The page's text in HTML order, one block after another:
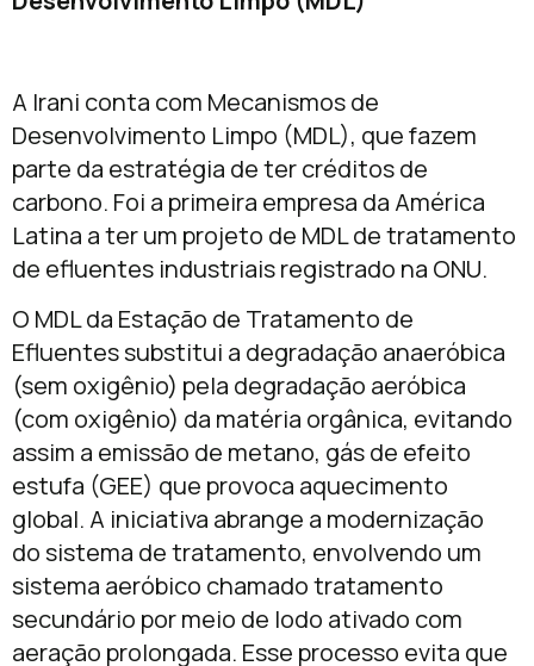
A Irani conta com Mecanismos de
Desenvolvimento Limpo (MDL), que fazem
parte da estratégia de ter créditos de
carbono. Foi a primeira empresa da América
Latina a ter um projeto de MDL de tratamento
de efluentes industriais registrado na ONU.
O MDL da Estação de Tratamento de
Efluentes substitui a degradação anaeróbica
(sem oxigênio) pela degradação aeróbica
(com oxigênio) da matéria orgânica, evitando
assim a emissão de metano, gás de efeito
estufa (GEE) que provoca aquecimento
global. A iniciativa abrange a modernização
do sistema de tratamento, envolvendo um
sistema aeróbico chamado tratamento
secundário por meio de lodo ativado com
aeração prolongada. Esse processo evita que